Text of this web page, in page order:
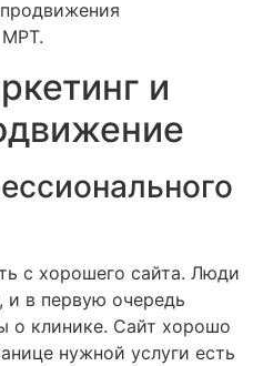
МРТ.
и
с хорошего сайта. Люди
в первую очередь
о клинике. Сайт хорошо
нужной услуги есть